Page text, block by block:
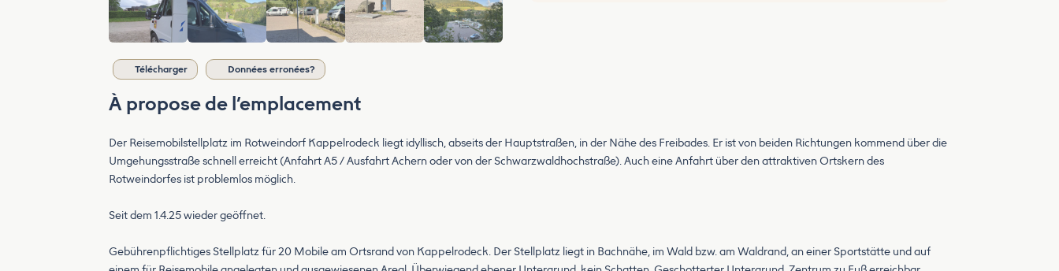
Télécharger Données erronées?
À propose de l’emplacement
Der Reisemobilstellplatz im Rotweindorf Kappelrodeck liegt idyllisch, abseits der Hauptstraßen, in der Nähe des Freibades. Er ist von beiden Richtungen kommend über die
Umgehungsstraße schnell erreicht (Anfahrt A5 / Ausfahrt Achern oder von der Schwarzwaldhochstraße). Auch eine Anfahrt über den attraktiven Ortskern des
Rotweindorfes ist problemlos möglich.
Seit dem 1.4.25 wieder geöffnet.
Gebührenpflichtiges Stellplatz für 20 Mobile am Ortsrand von Kappelrodeck. Der Stellplatz liegt in Bachnähe, im Wald bzw. am Waldrand, an einer Sportstätte und auf